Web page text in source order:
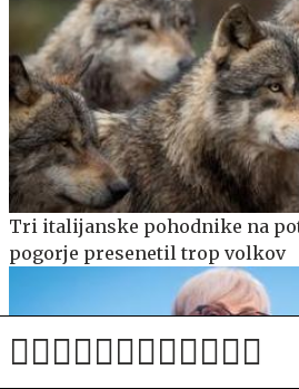
Tri italijanske pohodnike na
pogorje presenetil trop volkov